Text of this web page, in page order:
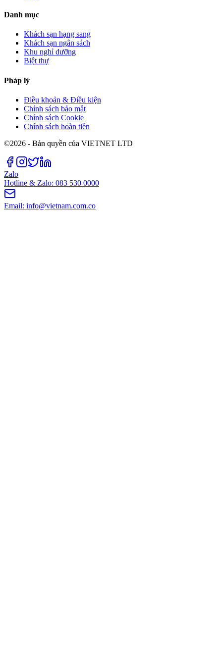
Danh mục
Khách sạn hạng sang
Khách sạn ngân sách
Khu nghỉ dưỡng
Biệt thự
Pháp lý
Điều khoản & Điều kiện
Chính sách bảo mật
Chính sách Cookie
Chính sách hoàn tiền
©2026 - Bản quyền của VIETNET LTD
Zalo
Hotline & Zalo: 083 530 0000
Email: info@vietnam.com.co